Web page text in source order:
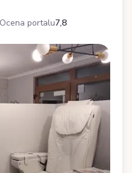
Ocena portalu7,8